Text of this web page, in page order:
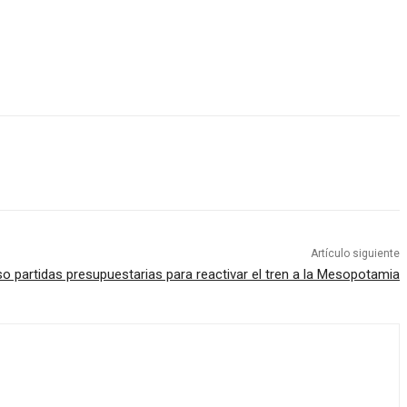
Artículo siguiente
partidas presupuestarias para reactivar el tren a la Mesopotamia